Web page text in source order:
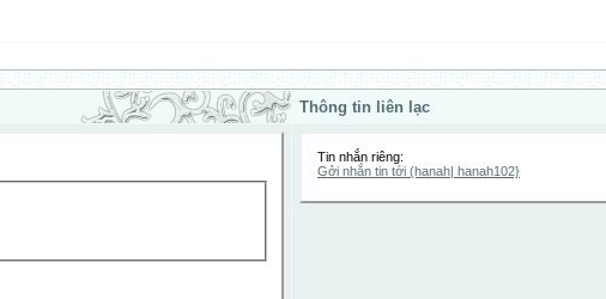
Thông tin liên lạc
Tin nhắn riêng:
Gởi nhắn tin tới (hanah| hanah102}